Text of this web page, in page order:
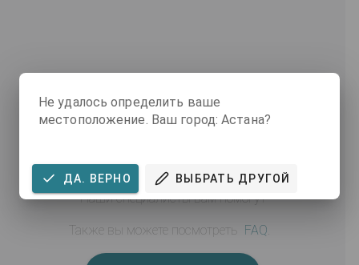
ВОЗНИКЛИ ВОПРОСЫ ПО
ДАННОМУ ТОВАРУ?
Наши специалисты вам помогут
Также вы можете посмотреть FAQ
Не удалось определить ваше
местоположение. Ваш город: Астана?
ДА. ВЕРНО ВЫБРАТЬ ДРУГОЙ